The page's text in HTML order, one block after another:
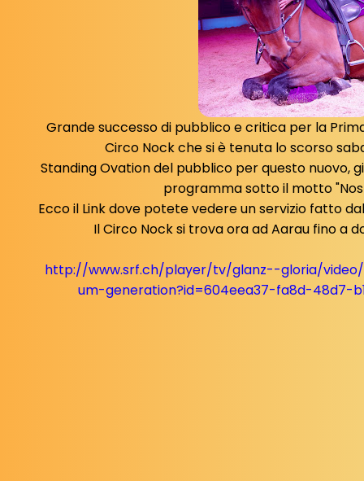
Grande successo di pubblico e critica per la
Circo Nock che si è tenuta lo scorso
Standing Ovation del pubblico per questo nuovo,
programma sotto il motto
Ecco il Link dove potete vedere un servizio fatto
Il Circo Nock si trova ora ad Aarau fino a
http://www.srf.ch/player/tv/glanz--gloria/
um-generation?id=604eea37-fa8d-48d7-